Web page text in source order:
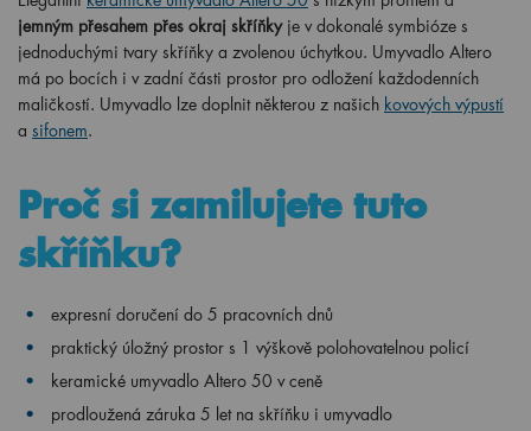
jemným přesahem přes okraj skříňkyje v dokonalé symbióze s
jednoduchými tvary skříňky a zvolenou úchytkou. Umyvadlo Altero
má po bocích i v zadní části prostor pro odložení každodenních
maličkostí. Umyvadlo lze doplnit některou z našich kovových výpustí
a sifonem.
Proč si zamilujete tuto
skříňku?
expresní doručení do 5 pracovních dnů
praktický úložný prostor s 1 výškově polohovatelnou policí
keramické umyvadlo Altero 50 v ceně
prodloužená záruka 5 let na skříňku i umyvadlo